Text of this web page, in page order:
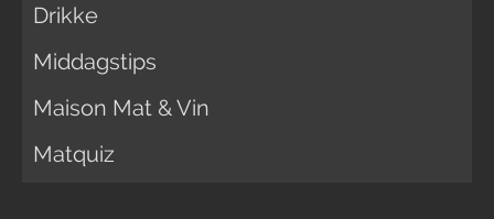
Drikke
Middagstips
Maison Mat & Vin
Matquiz